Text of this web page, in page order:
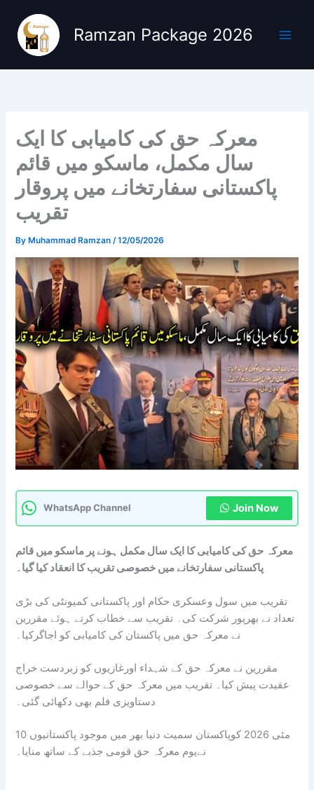
content
Ramzan Package 2026
معرکہ حق کی کامیابی کا ایک
سال مکمل، ماسکو میں قائم
پاکستانی سفارتخانے میں پروقار
تقریب
By Muhammad Ramzan/12/05/2026
WhatsApp Channel Join Now
معرکہ حق کی کامیابی کا ایک سال مکمل ہونے پر ماسکو میں قائم
پاکستانی سفارتخانے میں خصوصی تقریب کا انعقاد کیا گیا۔
تقریب میں سول وعسکری حکام اور پاکستانی کمیونٹی کی بڑی
تعداد نے بھرپور شرکت کی۔ تقریب سے خطاب کرتے ہوئے مقررین
نے معرکہ حق میں پاکستان کی کامیابی کو اجاگرکیا۔
مقررین نے معرکہ حق کے شہداء اورغازیوں کو زبردست خراج
عقیدت پیش کیا۔ تقریب میں معرکہ حق کے حوالے سے خصوصی
دستاویزی فلم بھی دکھائی گئی۔
10 مئی 2026 کوپاکستان سمیت دنیا بھر میں موجود پاکستانیوں
نےیوم معرکہ حق قومی جذبے کے ساتھ منایا۔